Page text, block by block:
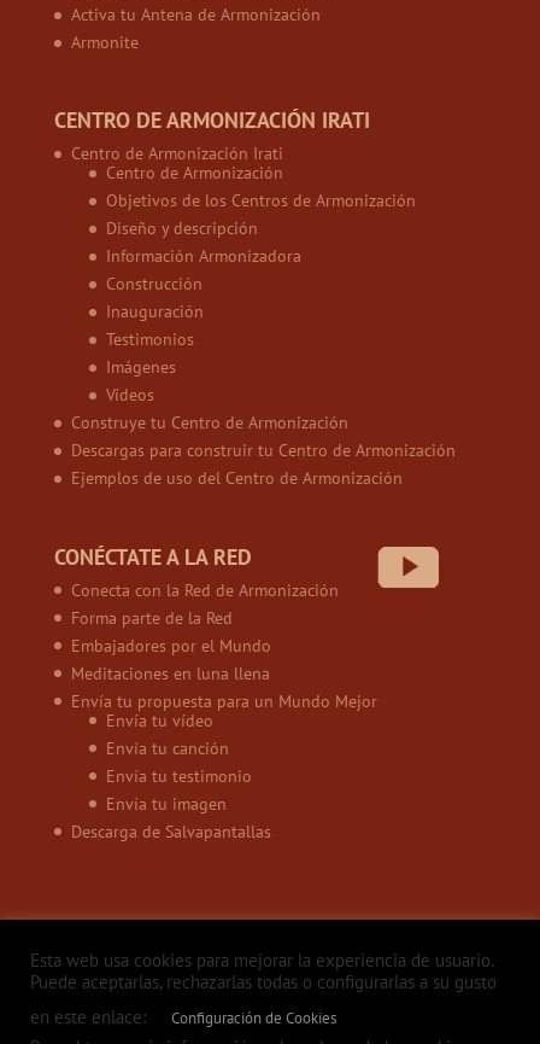
Activa tu Antena de Armonización
Armonite
CENTRO DE ARMONIZACIÓN IRATI
Centro de Armonización Irati
Centro de Armonización
Objetivos de los Centros de Armonización
Diseño y descripción
Información Armonizadora
Construcción
Inauguración
Testimonios
Imágenes
Vídeos
Construye tu Centro de Armonización
Descargas para construir tu Centro de Armonización
Ejemplos de uso del Centro de Armonización
CONÉCTATE A LA RED
Conecta con la Red de Armonización
Forma parte de la Red
Embajadores por el Mundo
Meditaciones en luna llena
Envía tu propuesta para un Mundo Mejor
Envía tu vídeo
Envía tu canción
Envía tu testimonio
Envía tu imagen
Descarga de Salvapantallas
Política de privacidad
Aviso legal
Esta web usa cookies para mejorar la experiencia de usuario.
Puede aceptarlas, rechazarlas todas o configurarlas a su gusto
en este enlace:
Configuración de Cookies